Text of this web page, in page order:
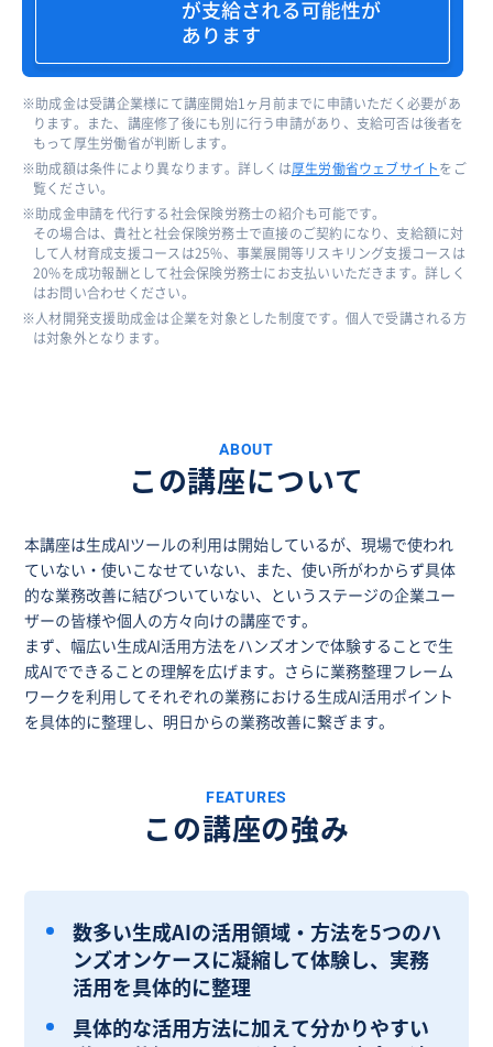
助成金は受講企業様にて講座開始1ヶ月前までに申請いただく必要があ
ります。また、講座修了後にも別に行う申請があり、支給可否は後者を
もって厚生労働省が判断します。
助成額は条件により異なります。詳しくは厚生労働省ウェブサイトをご
覧ください。
助成金申請を代行する社会保険労務士の紹介も可能です。
その場合は、貴社と社会保険労務士で直接のご契約になり、支給額に対
して人材育成支援コースは25%、事業展開等リスキリング支援コースは
20%を成功報酬として社会保険労務士にお支払いいただきます。詳しく
はお問い合わせください。
人材開発支援助成金は企業を対象とした制度です。個人で受講される方
は対象外となります。
ABOUT
この講座について
本講座は生成AIツールの利用は開始しているが、現場で使われ
ていない・使いこなせていない、また、使い所がわからず具体
的な業務改善に結びついていない、というステージの企業ユー
ザーの皆様や個人の方々向けの講座です。
まず、幅広い生成AI活用方法をハンズオンで体験することで生
成AIでできることの理解を広げます。さらに業務整理フレーム
ワークを利用してそれぞれの業務における生成AI活用ポイント
を具体的に整理し、明日からの業務改善に繋ぎます。
FEATURES
この講座の強み
数多い生成AIの活用領域・方法を5つのハ
ンズオンケースに凝縮して体験し、実務
活用を具体的に整理
具体的な活用方法に加えて分かりやすい